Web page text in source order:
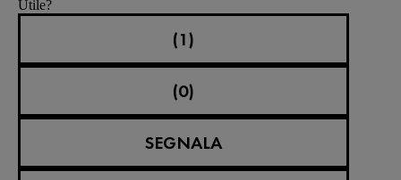
Utile?
(1)
(0)
SEGNALA